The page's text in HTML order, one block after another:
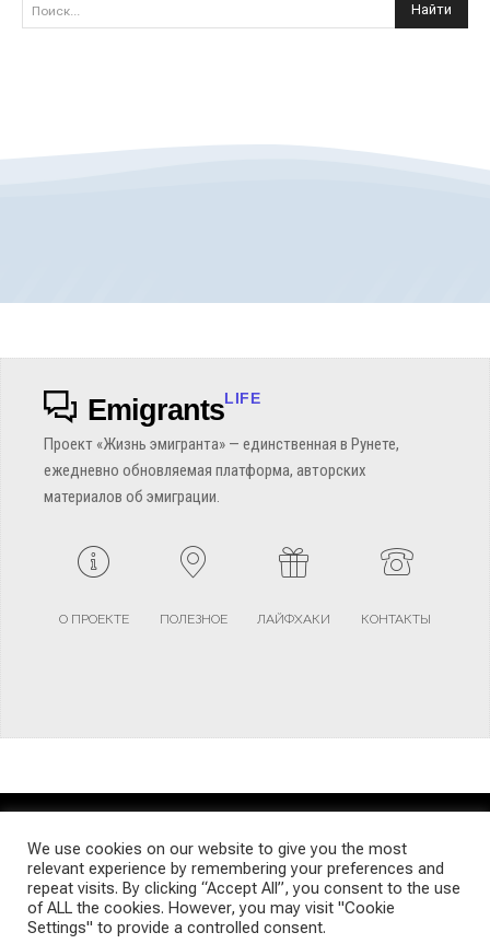
Поиск... Найти
EmigrantsLIFE
Проект «Жизнь эмигранта» — единственная в Рунете,
ежедневно обновляемая платформа, авторских
материалов об эмиграции.
О ПРОЕКТЕ ПОЛЕЗНОЕ ЛАЙФХАКИ КОНТАКТЫ
TERMS AND CONDITIONS PRIVACY POLICY SITEMAP
© Emigrants Life WordPress Theme by TagDiv
We use cookies on our website to give you the most
relevant experience by remembering your preferences and
repeat visits. By clicking “Accept All”, you consent to the use
of ALL the cookies. However, you may visit "Cookie
Settings" to provide a controlled consent.